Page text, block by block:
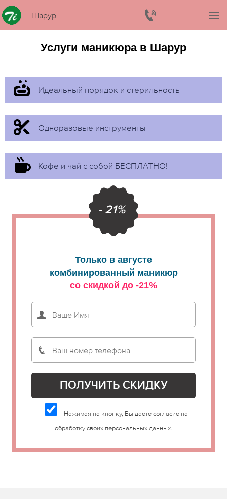
Шарур
Услуги маникюра в Шарур
Идеальный порядок и стерильность
Одноразовые инструменты
Кофе и чай с собой БЕСПЛАТНО!
- 21%
Только в августе
комбинированный маникюр
со скидкой до -21%
Нажимая на кнопку, Вы даете согласие на
обработку своих персональных данных.